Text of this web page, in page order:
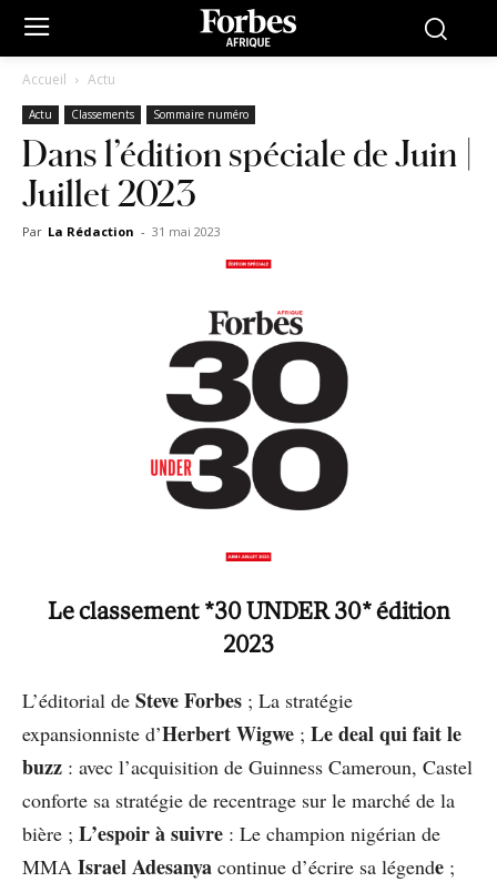
Accueil Actu
Actu Classements Sommaire numéro
Dans l’édition spéciale de Juin |
Juillet 2023
Par La Rédaction - 31 mai 2023
Le classement *30 UNDER 30*édition
2023
L’éditorial de Steve Forbes ; La stratégie
expansionniste d’Herbert Wigwe ; Le deal qui fait le
buzz : avec l’acquisition de Guinness Cameroun, Castel
conforte sa stratégie de recentrage sur le marché de la
bière ; L’espoir à suivre : Le champion nigérian de
MMA Israel Adesanya continue d’écrire sa légende ;